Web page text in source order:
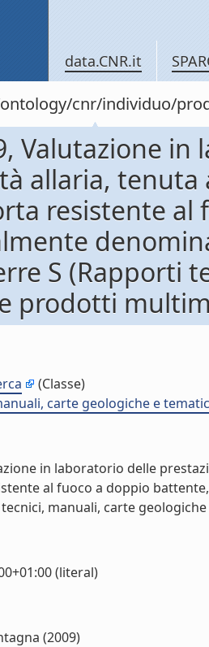
data.CNR.it
cnr/individuo/
Valutazione
allaria, tenuta
resistente al
S
prodotti
(Classe)
carte geologiche e
in laboratorio delle
al fuoco a doppio battente,
manuali, carte
(literal)
(2009)